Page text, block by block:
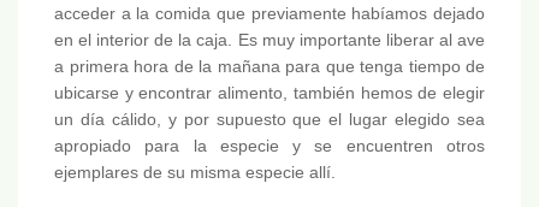
acceder a la comida que previamente habíamos dejado
en el interior de la caja. Es muy importante liberar al ave
a primera hora de la mañana para que tenga tiempo de
ubicarse y encontrar alimento, también hemos de elegir
un día cálido, y por supuesto que el lugar elegido sea
apropiado para la especie y se encuentren otros
ejemplares de su misma especie allí.